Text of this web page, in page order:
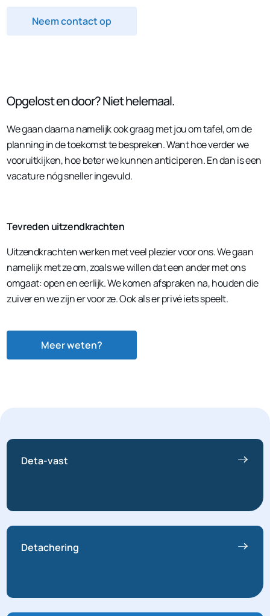
Neem contact op
Opgelost en door? Niet helemaal.
We gaan daarna namelijk ook graag met jou om tafel, om de
planning in de toekomst te bespreken. Want hoe verder we
vooruitkijken, hoe beter we kunnen anticiperen. En dan is een
vacature nóg sneller ingevuld.
Tevreden uitzendkrachten
Uitzendkrachten werken met veel plezier voor ons. We gaan
namelijk met ze om, zoals we willen dat een ander met ons
omgaat: open en eerlijk. We komen afspraken na, houden die
zuiver en we zijn er voor ze. Ook als er privé iets speelt.
Meer weten?
Deta-vast
Detachering